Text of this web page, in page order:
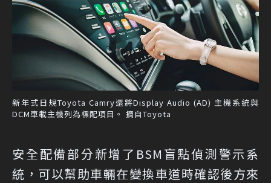
新年式日規Toyota Camry還將Display Audio (AD) 主機系統與
DCM車載主機列為標配項目。 摘自Toyota
安全配備部分新增了BSM盲點偵測警示系
統，可以幫助車輛在變換車道時確認後方來